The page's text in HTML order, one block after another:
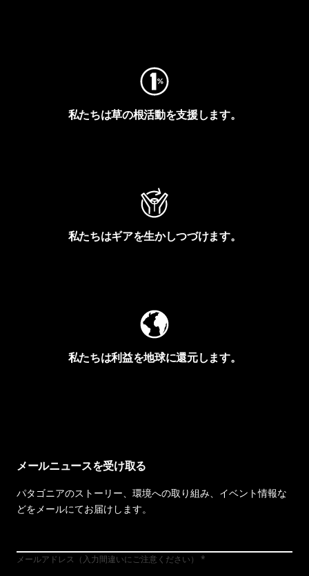
私たちは草の根活動を支援します。
私たちはギアを生かしつづけます。
私たちは利益を地球に還元します。
メールニュースを受け取る
パタゴニアのストーリー、環境への取り組み、イベント情報な
どをメールにてお届けします。
メールアドレス（入力間違いにご注意ください）